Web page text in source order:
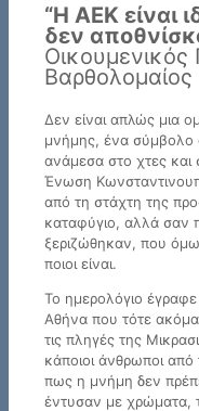
“H ΑΕΚ είναι
δεν
Οικουμενικός
Βαρθολομαίος
Δεν είναι απλώς μια
μνήμης, ένα σύμβολο
ανάμεσα στο χτες και
Ένωση
από τη στάχτη της
καταφύγιο, αλλά
ξεριζώθηκαν, που
ποιοι είναι.
Το ημερολόγιο
Αθήνα που τότε ακόμα
τις πληγές της
κάποιοι άνθρωποι
πως η μνήμη δεν
έντυσαν με χρώματα,